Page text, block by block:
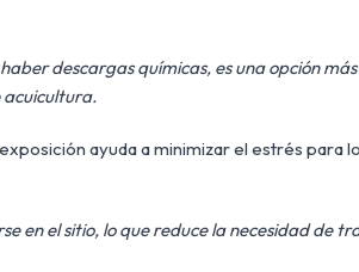
descargas químicas, es una opción
acuicultura.
ayuda a minimizar el estrés para
en el sitio, lo que reduce la necesidad de